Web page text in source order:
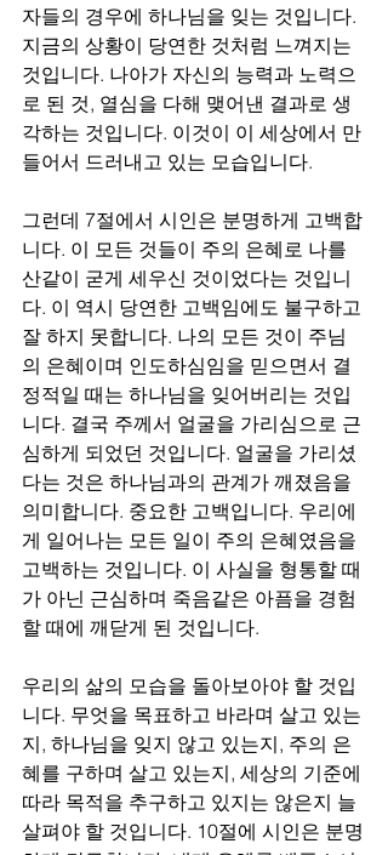
자들의 경우에 하나님을 잊는 것입니다.
지금의 상황이 당연한 것처럼 느껴지는
것입니다. 나아가 자신의 능력과 노력으
로 된 것, 열심을 다해 맺어낸 결과로 생
각하는 것입니다. 이것이 이 세상에서 만
들어서 드러내고 있는 모습입니다.
그런데 7절에서 시인은 분명하게 고백합
니다. 이 모든 것들이 주의 은혜로 나를
산같이 굳게 세우신 것이었다는 것입니
다. 이 역시 당연한 고백임에도 불구하고
잘 하지 못합니다. 나의 모든 것이 주님
의 은혜이며 인도하심임을 믿으면서 결
정적일 때는 하나님을 잊어버리는 것입
니다. 결국 주께서 얼굴을 가리심으로 근
심하게 되었던 것입니다. 얼굴을 가리셨
다는 것은 하나님과의 관계가 깨졌음을
의미합니다. 중요한 고백입니다. 우리에
게 일어나는 모든 일이 주의 은혜였음을
고백하는 것입니다. 이 사실을 형통할 때
가 아닌 근심하며 죽음같은 아픔을 경험
할 때에 깨닫게 된 것입니다.
우리의 삶의 모습을 돌아보아야 할 것입
니다. 무엇을 목표하고 바라며 살고 있는
지, 하나님을 잊지 않고 있는지, 주의 은
혜를 구하며 살고 있는지, 세상의 기준에
따라 목적을 추구하고 있지는 않은지 늘
살펴야 할 것입니다. 10절에 시인은 분명